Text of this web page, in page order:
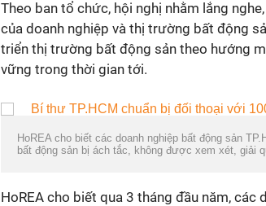
Theo ban tổ chức, hội nghị nhằm lắng
của doanh nghiệp và thị trường bất động
triển thị trường bất động sản theo hướng
vững trong thời gian tới.
HoREA cho biết các doanh nghiệp bất động sản
bất động sản bị ách tắc, không được xem xét, giải
HoREA cho biết qua 3 tháng đầu năm,